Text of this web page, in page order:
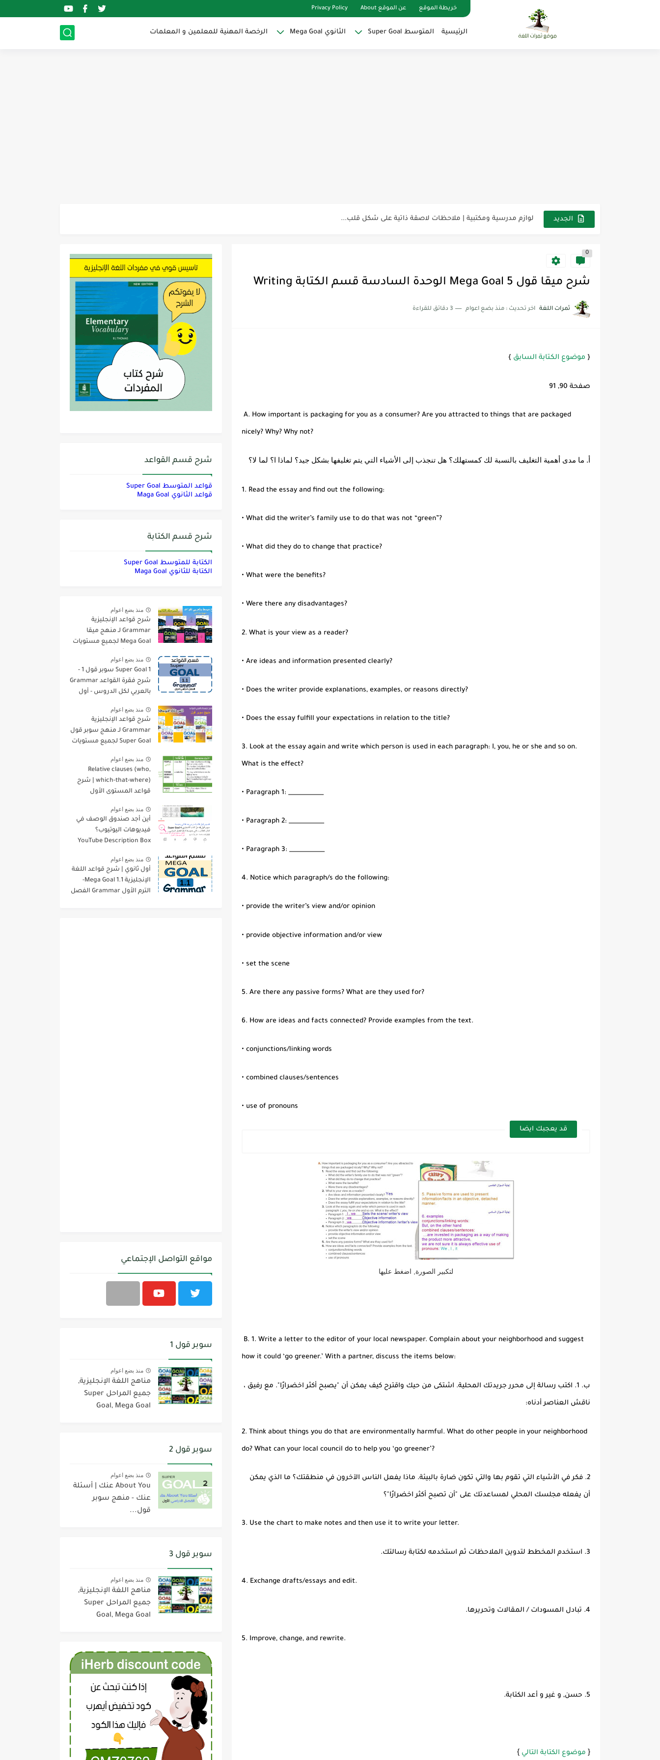
خريطة الموقع عن الموقع About Privacy Policy
الرئيسية المتوسط Super Goal الثانوي Mega Goal الرخصة المهنية للمعلمين و المعلمات
الجديد لوازم مدرسية ومكتبية | ملاحظات لاصقة ذاتية على شكل قلب...
أفضل أكواد خصم تفيدك عند التسوق Discount Codes That Help...
شرح قسم القراءة لكل وحدات الكتاب Super Goal 3 -...
0
شرح ميقا قول 5 Mega Goal الوحدة السادسة قسم الكتابة Writing
ثمرات اللغة اخر تحديث : منذ بضع اعوام 3 دقائق للقراءة
{ موضوع الكتابة السابق }
صفحة 90, 91
A. How important is packaging for you as a consumer? Are you attracted to things that are packaged
nicely? Why? Why not?
أ. ما مدى أهمية التغليف بالنسبة لك كمستهلك؟ هل تنجذب إلى الأشياء التي يتم تغليفها بشكل جيد؟ لماذا ا؟ لما لا؟
1. Read the essay and find out the following:
• What did the writer’s family use to do that was not “green”?
• What did they do to change that practice?
• What were the benefits?
• Were there any disadvantages?
2. What is your view as a reader?
• Are ideas and information presented clearly?
• Does the writer provide explanations, examples, or reasons directly?
• Does the essay fulfill your expectations in relation to the title?
3. Look at the essay again and write which person is used in each paragraph: I, you, he or she and so on.
What is the effect?
• Paragraph 1: ____________
• Paragraph 2: ____________
• Paragraph 3: ____________
4. Notice which paragraph/s do the following:
• provide the writer’s view and/or opinion
• provide objective information and/or view
• set the scene
5. Are there any passive forms? What are they used for?
6. How are ideas and facts connected? Provide examples from the text.
• conjunctions/linking words
• combined clauses/sentences
• use of pronouns
قد يعجبك ايضا
لتكبير الصورة, اضغط عليها
B. 1. Write a letter to the editor of your local newspaper. Complain about your neighborhood and suggest
how it could ‘go greener.’ With a partner, discuss the items below:
ب. 1. اكتب رسالة إلى محرر جريدتك المحلية. اشتكى من حيك واقترح كيف يمكن أن "يصبح أكثر اخضرارًا". مع رفيق ،
ناقش العناصر أدناه:
2. Think about things you do that are environmentally harmful. What do other people in your neighborhood
do? What can your local council do to help you ‘go greener’?
2. فكر في الأشياء التي تقوم بها والتي تكون ضارة بالبيئة. ماذا يفعل الناس الآخرون في منطقتك؟ ما الذي يمكن
أن يفعله مجلسك المحلي لمساعدتك على "أن تصبح أكثر اخضرارًا"؟
3. Use the chart to make notes and then use it to write your letter.
3. استخدم المخطط لتدوين الملاحظات ثم استخدمه لكتابة رسالتك.
4. Exchange drafts/essays and edit.
4. تبادل المسودات / المقالات وتحريرها.
5. Improve, change, and rewrite.
5. حسن, و غير و أعد الكتابة.
{ موضوع الكتابة التالي }
شرح قسم القواعد
قواعد المتوسط Super Goal
قواعد الثانوي Maga Goal
شرح قسم الكتابة
الكتابة للمتوسط Super Goal
الكتابة للثانوي Maga Goal
منذ بضع اعوام
شرح قواعد الإنجليزية
Grammar لـ منهج ميقا
Mega Goal لجميع مستويات
منذ بضع اعوام
Super Goal 1 سوبر قول 1 -
شرح فقرة القواعد Grammar
بالعربي لكل الدروس - أول
الأول
منذ بضع اعوام
شرح قواعد الإنجليزية
Grammar لـ منهج سوبر قول
Super Goal لجميع مستويات
منذ بضع اعوام
Relative clauses (who,
which-that-where) | شرح
قواعد المستوى الأول
منذ بضع اعوام
أين أجد صندوق الوصف في
فيديوهات اليوتيوب؟
YouTube Description Box
منذ بضع اعوام
أول ثانوي | شرح قواعد اللغة
الإنجليزية 1.1 Mega Goal-
الترم الأول Grammar الفصل
مواقع التواصل الإجتماعي
سوبر قول 1
منذ بضع اعوام
مناهج اللغة الإنجليزية,
جميع المراحل Super
Goal, Mega Goal
سوبر قول 2
منذ بضع اعوام
About You عنك | أسئلة
عنك - منهج سوبر
قول...
سوبر قول 3
منذ بضع اعوام
مناهج اللغة الإنجليزية,
جميع المراحل Super
Goal, Mega Goal